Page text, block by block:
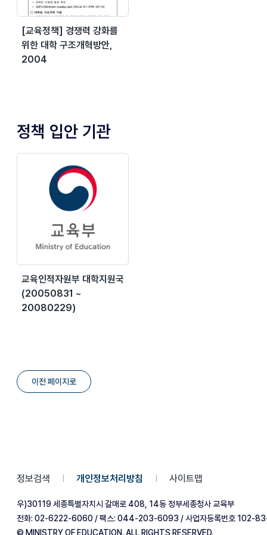
[교육정책] 경쟁력 강화를
위한 대학 구조개혁방안,
2004
정책 입안 기관
교육인적자원부 대학지원국
(20050831 ~
20080229)
이전 페이지로
정보검색 개인정보처리방침 사이트맵
우)30119 세종특별자치시 갈매로 408, 14동 정부세종청사 교육부
전화: 02-6222-6060 / 팩스: 044-203-6093 / 사업자등록번호 102-
© MINISTRY OF EDUCATION. ALL RIGHTS RESERVED.